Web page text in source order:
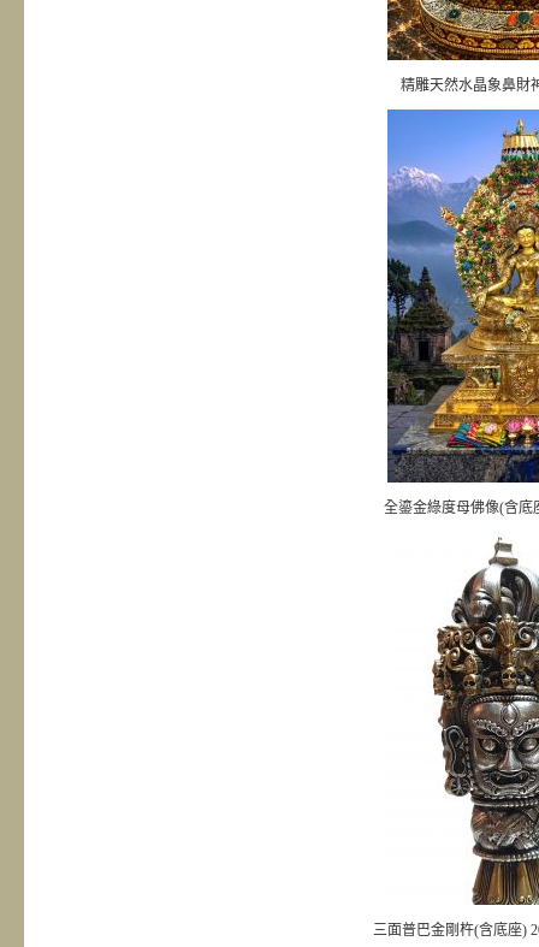
精雕天然水晶象鼻財
全鎏金綠度母佛像(含底
三面普巴金剛杵(含底座)